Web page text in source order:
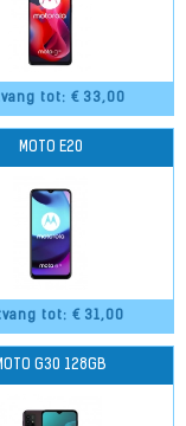
tot: € 33,00
tot: € 31,00
MOTO E20
G30 128GB